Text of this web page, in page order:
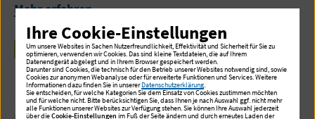
Mehr erfahren
Unser Team
Lernen Sie unser hochspezialisiertes Team
Ihre Cookie-Einstellungen
Um unsere Websites in Sachen Nutzerfreundlichkeit, Effektivität und Sicherheit für Sie zu
optimieren, verwenden wir Cookies. Das sind kleine Textdateien, die auf Ihrem
Datenendgerät abgelegt und in Ihrem Browser gespeichert werden.
Darunter sind Cookies, die technisch für den Betrieb unserer Websites notwendig sind, sowie
Cookies zur anonymen Webanalyse oder für erweiterte Funktionen und Services. Weitere
Informationen dazu finden Sie in unsererDatenschutzerklärung
Sie entscheiden, für welche Kategorien Sie dem Einsatz von Cookies zustimmen möchten
und für welche nicht. Bitte berücksichtigen Sie, dass Ihnen je nach Auswahl ggf. nicht mehr
alle Funktionen unserer Websites zur Verfügung stehen. Sie können Ihre Auswahl jederzeit
über dieCookie-Einstellungen im Fuß der Seite ändern und durch erneutes Laden der